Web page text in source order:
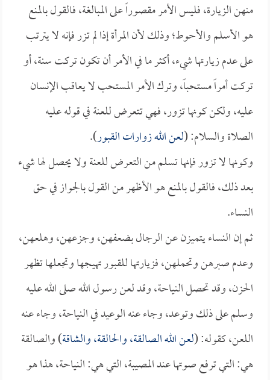
منهن الزيارة، فليس الأمر مقصوراً على المبالغة، فالقول بالمنع
هو الأسلم والأحوط؛ وذلك لأن المرأة إذا لم تزر فإنه لا يترتب
على عدم زيارتها شيء، أكثر ما في الأمر أن تكون تركت سنة، أو
تركت أمراً مستحباً، وترك الأمر المستحب لا يعاقب الإنسان
عليه، ولكن كونها تزور، فهي تتعرض للعنة في قوله عليه
الصلاة والسلام: (لعن الله زوارات القبور).
وكونها لا تزور فإنها تسلم من التعرض للعنة ولا يحصل لها شيء
بعد ذلك، فالقول بالمنع هو الأظهر من القول بالجواز في حق
النساء.
ثم إن النساء يتميزن عن الرجال بضعفهن، وجزعهن، وهلعهن،
وعدم صبرهن وتحملهن، فزيارتها للقبور تهيجها وتجعلها تظهر
الحزن، وقد تحصل النياحة، وقد لعن رسول الله صلى الله عليه
وسلم على ذلك وتوعد، وجاء عنه الوعيد في النياحة، وجاء عنه
اللعن، كقوله: (لعن الله الصالقة، والحالقة، والشاقة) والصالقة
هي: التي ترفع صوتها عند المصيبة، التي هي: النياحة، هذا هو